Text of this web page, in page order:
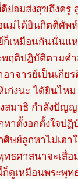
ย่อมส่งสุขถึงครู
แม่ได้ยินกิตติศัพ
ก็เหมือนกันนั่นแ
พฤติปฏิบัติตาม
าจารย์เป็นเกียร
เก่งนะ ได้ยินไหม
สมาธิ กำลังปัญ
หาตั้งอกตั้งใจปฏิ
ษย์ลูกหาไม่เอา
ทธศาสนาจะเสื่อ
ก็ดูเหมือนพระพุ